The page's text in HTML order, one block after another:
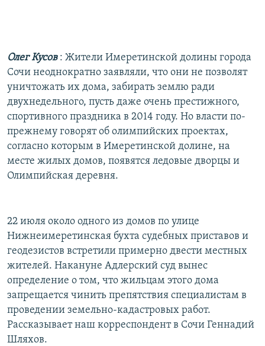
Олег Кусов : Жители Имеретинской долины города
Сочи неоднократно заявляли, что они не позволят
уничтожать их дома, забирать землю ради
двухнедельного, пусть даже очень престижного,
спортивного праздника в 2014 году. Но власти по-
прежнему говорят об олимпийских проектах,
согласно которым в Имеретинской долине, на
месте жилых домов, появятся ледовые дворцы и
Олимпийская деревня.
22 июля около одного из домов по улице
Нижнеимеретинская бухта судебных приставов и
геодезистов встретили примерно двести местных
жителей. Накануне Адлерский суд вынес
определение о том, что жильцам этого дома
запрещается чинить препятствия специалистам в
проведении земельно-кадастровых работ.
Рассказывает наш корреспондент в Сочи Геннадий
Шляхов.